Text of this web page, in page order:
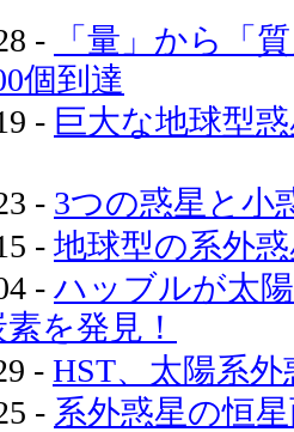
-
「量」から「
個到達
- 巨大な地球型
- 3つの惑星と小
- 地球型の系外
- ハッブルが太
を発見！
- HST、太陽系
- 系外惑星の恒